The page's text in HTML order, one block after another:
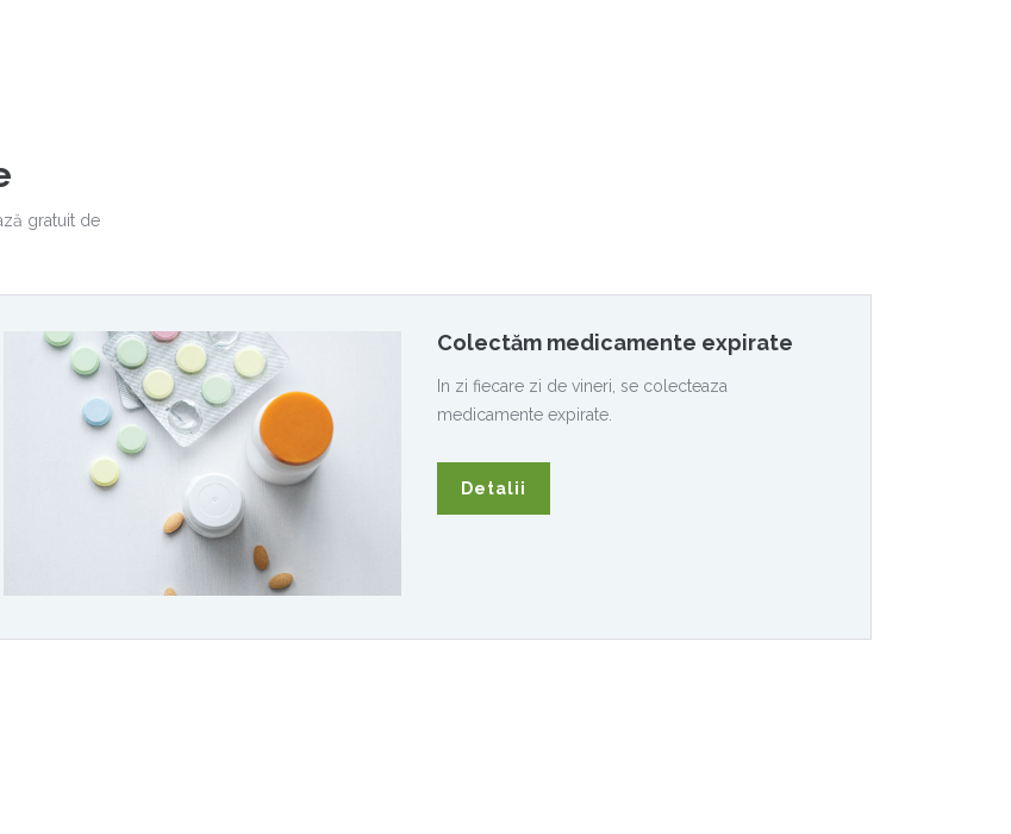
gratuit de
Colectăm medicamente expirate
In zi fiecare zi de vineri, se colecteaza
medicamente expirate.
Detalii